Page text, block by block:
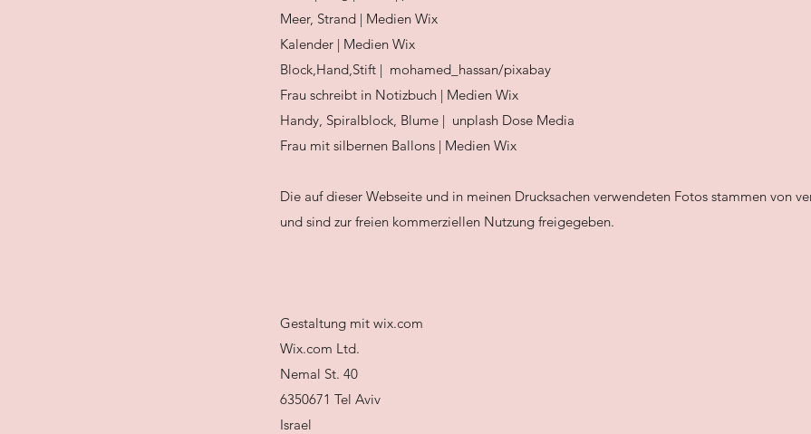
Meer, Strand | Medien Wix
Kalender | Medien Wix
Block,Hand,Stift | mohamed_hassan/pixabay
Frau schreibt in Notizbuch | Medien Wix
Handy, Spiralblock, Blume | unplash Dose Media
Frau mit silbernen Ballons | Medien Wix
Die auf dieser Webseite und in meinen Drucksachen verwendeten Fotos stammen von
und sind zur freien kommerziellen Nutzung freigegeben.
Gestaltung mit wix.com
Wix.com Ltd.
Nemal St. 40
6350671 Tel Aviv
Israel